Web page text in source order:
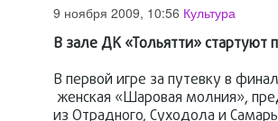
9 ноября 2009, 10:56 Культура
В зале ДК «Тольятти» стартуют
В первой игре за путевку в
женская «Шаровая молния»,
из Отрадного, Суходола и